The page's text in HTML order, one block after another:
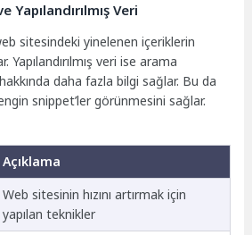
Veri
sitesindeki yinelenen içeriklerin
veri ise arama
daha fazla bilgi sağlar. Bu da
snippet’ler görünmesini sağlar.
Açıklama
Web sitesinin hızını artırmak için
yapılan teknikler